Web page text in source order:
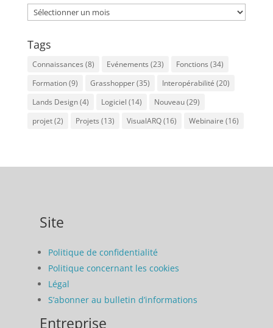
Archives
Tags
Connaissances (8) Evénements (23) Fonctions (34)
Formation(9) Grasshopper(35) Interopérabilité (20)
Lands Design(4) Logiciel (14) Nouveau(29)
projet(2) Projets (13) VisualARQ(16) Webinaire (16)
Site
Politique de confidentialité
Politique concernant les cookies
Légal
S’abonner au bulletin d’informations
Entreprise